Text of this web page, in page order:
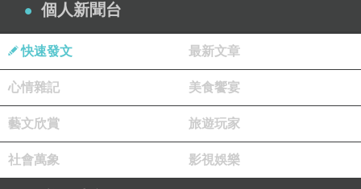
個人新聞台
快速發文 最新文章
心情雜記 美食饗宴
藝文欣賞 旅遊玩家
社會萬象 影視娛樂